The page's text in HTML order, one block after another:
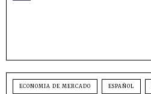
ECONOMIA DE MERCADO ESPAÑOL